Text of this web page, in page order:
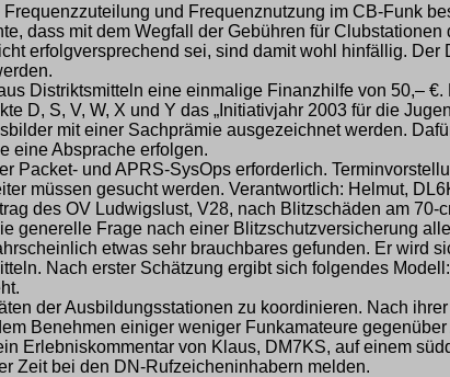
und Frequenznutzung im CB-Funk
dass mit dem Wegfall der Gebühren für
erfolgversprechend sei, sind damit wohl hinfällig.
Distriktsmitteln eine einmalige Finanzhilfe von 50,–
D, S, V, W, X und Y das „Initiativjahr 2003 für die
mit einer Sachprämie ausgezeichnet werden.
eine Absprache erfolgen.
Packet- und APRS-SysOps erforderlich.
müssen gesucht werden. Verantwortlich: Helmut,
des OV Ludwigslust, V28, nach Blitzschäden am
generelle Frage nach einer Blitzschutzversicherung
etwas sehr brauchbares gefunden. Er wird
Nach erster Schätzung ergibt sich folgendes
der Ausbildungsstationen zu koordinieren. Nach
Benehmen einiger weniger Funkamateure
Erlebniskommentar von Klaus, DM7KS, auf einem
Zeit bei den DN-Rufzeicheninhabern melden.